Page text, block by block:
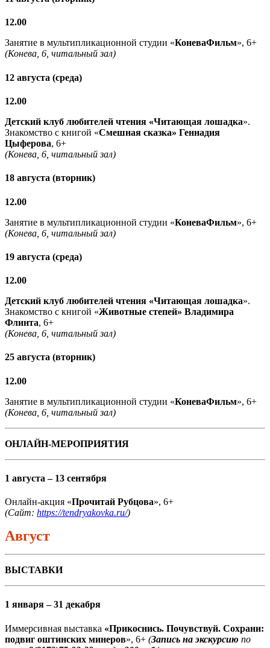
12.00
Занятие в мультипликационной студии «КоневаФильм», 6+
(Конева, 6, читальный зал)
12 августа (среда)
12.00
Детский клуб любителей чтения «Читающая лошадка».
Знакомство с книгой «Смешная сказка» Геннадия
Цыферова, 6+
(Конева, 6, читальный зал)
18 августа (вторник)
12.00
Занятие в мультипликационной студии «КоневаФильм», 6+
(Конева, 6, читальный зал)
19 августа (среда)
12.00
Детский клуб любителей чтения «Читающая лошадка».
Знакомство с книгой «Животные степей» Владимира
Флинта, 6+
(Конева, 6, читальный зал)
25 августа (вторник)
12.00
Занятие в мультипликационной студии «КоневаФильм», 6+
(Конева, 6, читальный зал)
ОНЛАЙН-МЕРОПРИЯТИЯ
1 августа – 13 сентября
Онлайн-акция «Прочитай Рубцова», 6+
(Сайт: https://tendryakovka.ru/)
Август
ВЫСТАВКИ
1 января – 31 декабря
Иммерсивная выставка «Прикоснись. Почувствуй. Сохрани:
подвиг оштинских минеров», 6+ (Запись на экскурсию по